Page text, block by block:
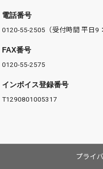
電話番号
0120-55-2505（受付時間 平日9
FAX番号
0120-55-2575
インボイス登録番号
T1290801005317
プライ